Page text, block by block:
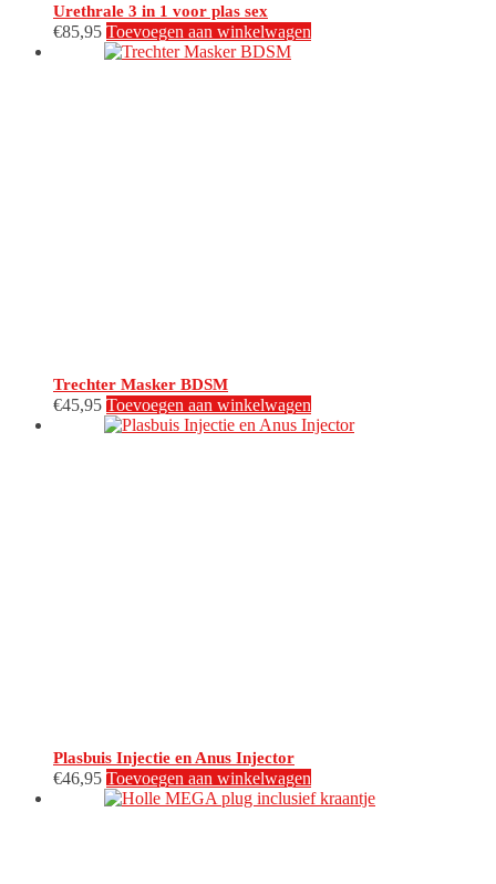
Urethrale 3 in 1 voor plas sex
€85,95 Toevoegen aan winkelwagen
Trechter Masker BDSM
€45,95 Toevoegen aan winkelwagen
Plasbuis Injectie en Anus Injector
€46,95 Toevoegen aan winkelwagen